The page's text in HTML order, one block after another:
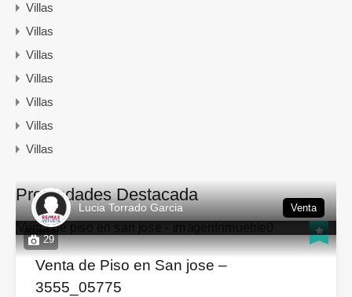
Villas
Villas
Villas
Villas
Villas
Villas
Villas
Propiedades Destacada
29
Lucia Torrado Garcia Venta
Venta de Piso en San jose –
3555_05775